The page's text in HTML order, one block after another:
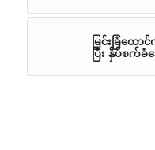
မြင်းခြံထေ
ပြီး နှိပ်စက်ခံ